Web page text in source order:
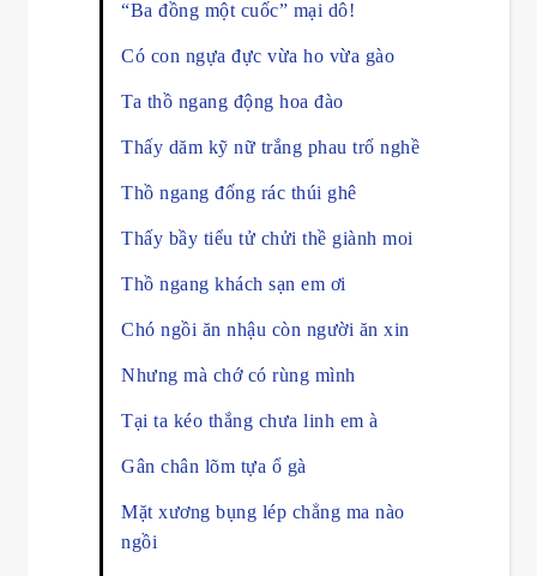
“Ba đồng một cuốc” mại dô!
Có con ngựa đực vừa ho vừa gào
Ta thồ ngang động hoa đào
Thấy dăm kỹ nữ trắng phau trổ nghề
Thồ ngang đống rác thúi ghê
Thấy bầy tiểu tử chửi thề giành moi
Thồ ngang khách sạn em ơi
Chó ngồi ăn nhậu còn người ăn xin
Nhưng mà chớ có rùng mình
Tại ta kéo thắng chưa linh em à
Gân chân lõm tựa ổ gà
Mặt xương bụng lép chẳng ma nào
ngồi